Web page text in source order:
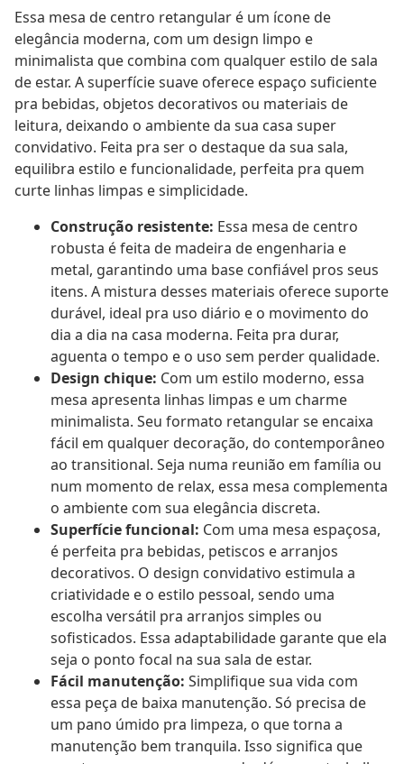
Essa mesa de centro retangular é um ícone de
elegância moderna, com um design limpo e
minimalista que combina com qualquer estilo de sala
de estar. A superfície suave oferece espaço suficiente
pra bebidas, objetos decorativos ou materiais de
leitura, deixando o ambiente da sua casa super
convidativo. Feita pra ser o destaque da sua sala,
equilibra estilo e funcionalidade, perfeita pra quem
curte linhas limpas e simplicidade.
Construção resistente: Essa mesa de centro
robusta é feita de madeira de engenharia e
metal, garantindo uma base confiável pros seus
itens. A mistura desses materiais oferece suporte
durável, ideal pra uso diário e o movimento do
dia a dia na casa moderna. Feita pra durar,
aguenta o tempo e o uso sem perder qualidade.
Design chique: Com um estilo moderno, essa
mesa apresenta linhas limpas e um charme
minimalista. Seu formato retangular se encaixa
fácil em qualquer decoração, do contemporâneo
ao transitional. Seja numa reunião em família ou
num momento de relax, essa mesa complementa
o ambiente com sua elegância discreta.
Superfície funcional: Com uma mesa espaçosa,
é perfeita pra bebidas, petiscos e arranjos
decorativos. O design convidativo estimula a
criatividade e o estilo pessoal, sendo uma
escolha versátil pra arranjos simples ou
sofisticados. Essa adaptabilidade garante que ela
seja o ponto focal na sua sala de estar.
Fácil manutenção: Simplifique sua vida com
essa peça de baixa manutenção. Só precisa de
um pano úmido pra limpeza, o que torna a
manutenção bem tranquila. Isso significa que